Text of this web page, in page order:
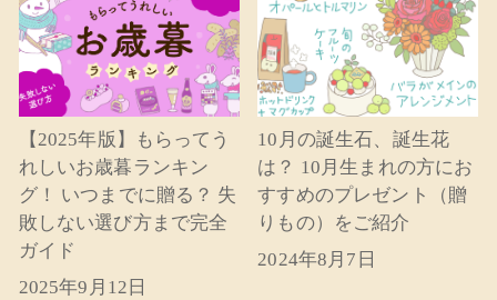
【2025年版】もらってう
れしいお歳暮ランキン
グ！ いつまでに贈る？ 失
敗しない選び方まで完全
ガイド
2025年9月12日
10月の誕生石、誕生花
は？ 10月生まれの方にお
すすめのプレゼント（贈
りもの）をご紹介
2024年8月7日